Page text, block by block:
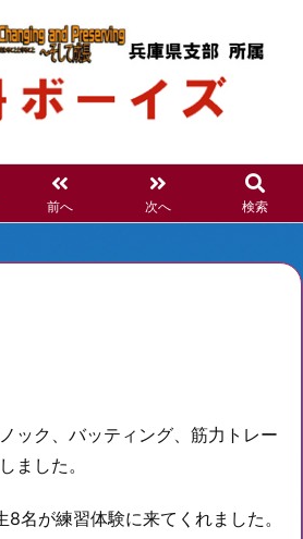
前へ 次へ 検索
ック、バッティング、筋力トレー
ました。
名が練習体験に来てくれました。